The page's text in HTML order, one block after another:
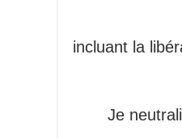
incluant la
Je